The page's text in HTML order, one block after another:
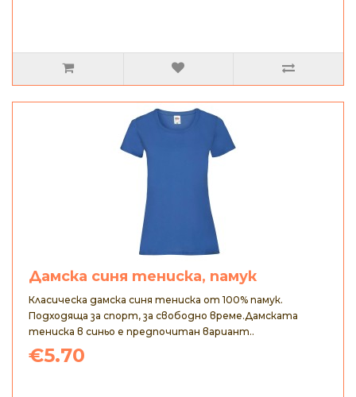
Дамска синя тениска, памук
Класическа дамска синя тениска от 100% памук.
Подходяща за спорт, за свободно време.Дамската
тениска в синьо е предпочитан вариант..
€5.70